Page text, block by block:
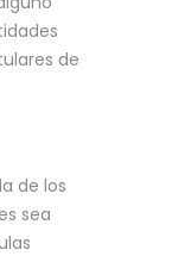
de
de los
sea